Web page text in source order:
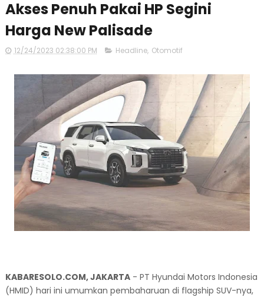
Akses Penuh Pakai HP Segini
Harga New Palisade
12/24/2023 02:38:00 PM Headline, Otomotif
KABARESOLO.COM, JAKARTA- PT Hyundai Motors Indonesia
(HMID) hari ini umumkan pembaharuan di flagship SUV-nya,